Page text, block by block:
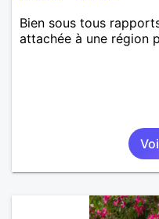
Bien sous tous
attachée à une région